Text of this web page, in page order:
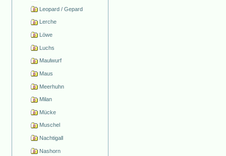
Leopard / Gepard
Lerche
Löwe
Luchs
Maulwurf
Maus
Meerhuhn
Milan
Mücke
Muschel
Nachtigall
Nashorn